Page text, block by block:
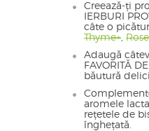
Creează-ți
IERBURI
câte o
Thyme+
Adaugă
FAVORITĂ
băutură
aromele
rețetele de
înghețată.